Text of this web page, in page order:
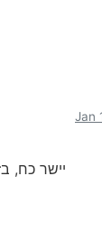
Jan
יישר כח,